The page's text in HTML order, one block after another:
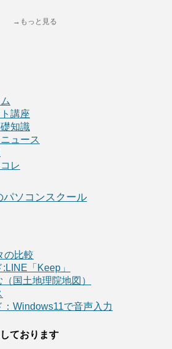
→もっと見る
講座
知識
ュース
レ
パソコンスクール
の比較
「Keep」
国土地理院地図）
Windows11で音声入力
ております